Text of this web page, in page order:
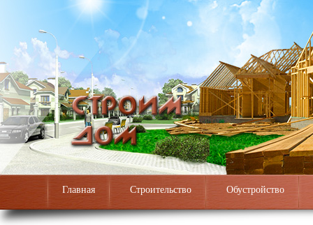
Главная Строительство Обустройство